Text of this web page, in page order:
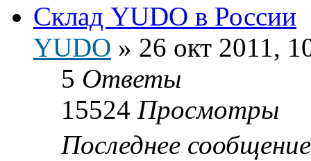
Склад YUDO в России
YUDO » 26 окт 2011,
5 Ответы
15524 Просмотры
Последнее